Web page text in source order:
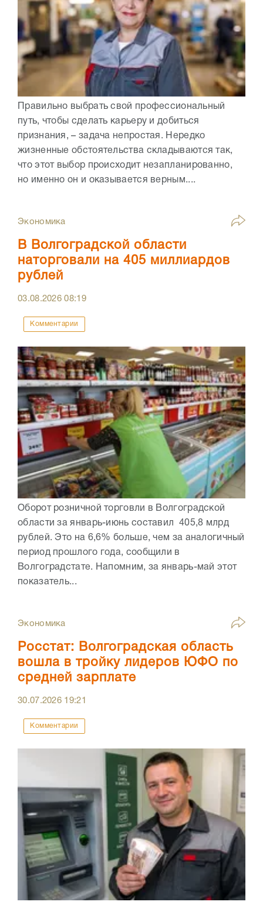
Правильно выбрать свой профессиональный
путь, чтобы сделать карьеру и добиться
признания, – задача непростая. Нередко
жизненные обстоятельства складываются так,
что этот выбор происходит незапланированно,
но именно он и оказывается верным....
Экономика
В Волгоградской области
наторговали на 405 миллиардов
рублей
03.08.202608:19
Комментарии
Оборот розничной торговли в Волгоградской
области за январь-июнь составил 405,8 млрд
рублей. Это на 6,6% больше, чем за аналогичный
период прошлого года, сообщили в
Волгоградстате. Напомним, за январь-май этот
показатель...
Экономика
Росстат: Волгоградская область
вошла в тройку лидеров ЮФО по
средней зарплате
30.07.2026 19:21
Комментарии